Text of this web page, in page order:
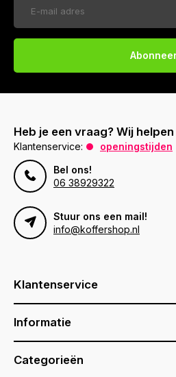
Heb je een vraag? Wij helpen
Klantenservice:
openingstijden
Bel ons!
06 38929322
Stuur ons een mail!
info@koffershop.nl
Klantenservice
Informatie
Categorieën